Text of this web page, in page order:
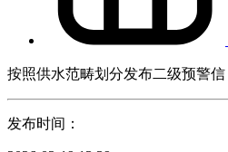
按照供水范畴划分发布二级预警信
发布时间：